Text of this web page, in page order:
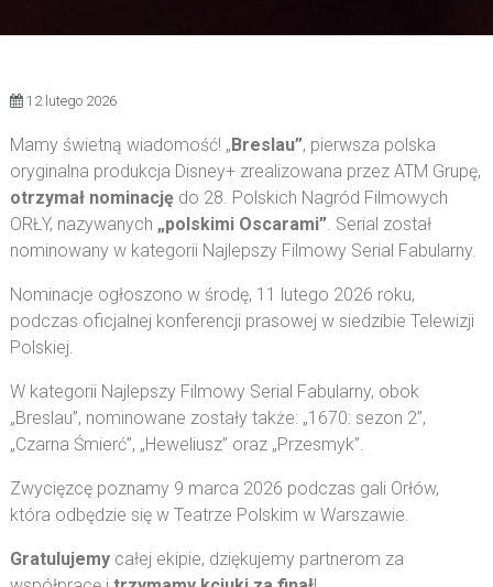
12 lutego 2026
Mamy świetną wiadomość! „Breslau”, pierwsza polska
oryginalna produkcja Disney+ zrealizowana przez ATM Grupę,
otrzymał nominację do 28. Polskich Nagród Filmowych
ORŁY, nazywanych „polskimi Oscarami”. Serial został
nominowany w kategorii Najlepszy Filmowy Serial Fabularny.
Nominacje ogłoszono w środę, 11 lutego 2026 roku,
podczas oficjalnej konferencji prasowej w siedzibie Telewizji
Polskiej.
W kategorii Najlepszy Filmowy Serial Fabularny, obok
„Breslau”, nominowane zostały także: „1670: sezon 2”,
„Czarna Śmierć”, „Heweliusz” oraz „Przesmyk”.
Zwycięzcę poznamy 9 marca 2026 podczas gali Orłów,
która odbędzie się w Teatrze Polskim w Warszawie.
Gratulujemycałej ekipie, dziękujemy partnerom za